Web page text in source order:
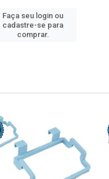
Faça seu login ou
cadastre-se para
comprar.